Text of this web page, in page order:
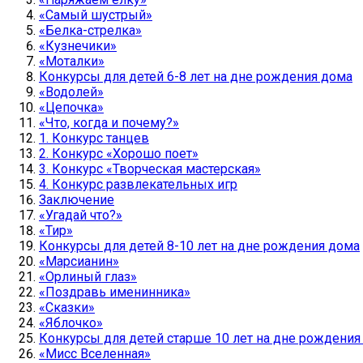
«Самый шустрый»
«Белка-стрелка»
«Кузнечики»
«Моталки»
Конкурсы для детей 6-8 лет на дне рождения дома
«Водолей»
«Цепочка»
«Что, когда и почему?»
1. Конкурс танцев
2. Конкурс «Хорошо поет»
3. Конкурс «Творческая мастерская»
4. Конкурс развлекательных игр
Заключение
«Угадай что?»
«Тир»
Конкурсы для детей 8-10 лет на дне рождения дома
«Марсианин»
«Орлиный глаз»
«Поздравь именинника»
«Сказки»
«Яблочко»
Конкурсы для детей старше 10 лет на дне
«Мисс Вселенная»